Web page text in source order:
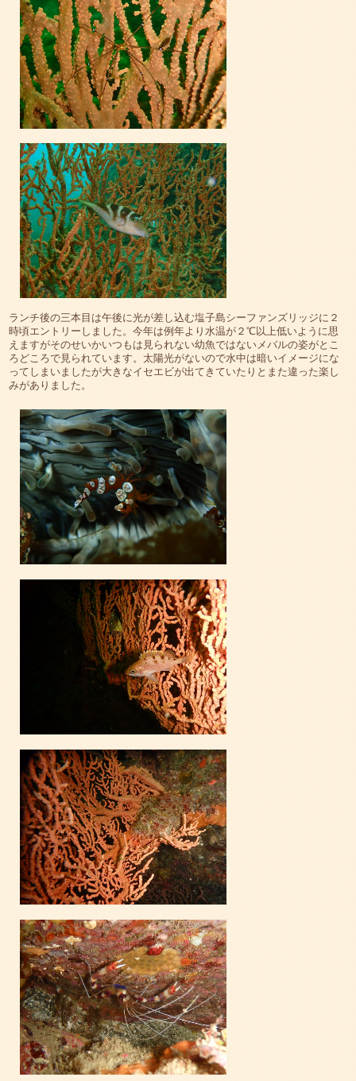
ランチ後の三本目は午後に光が差し込む塩子島シーファンズリッジに２
時頃エントリーしました。今年は例年より水温が２℃以上低いように思
えますがそのせいかいつもは見られない幼魚ではないメバルの姿がとこ
ろどころで見られています。太陽光がないので水中は暗いイメージにな
ってしまいましたが大きなイセエビが出てきていたりとまた違った楽し
みがありました。